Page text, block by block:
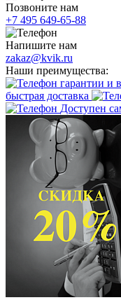
Позвоните нам
+7 495 649-65-88
Напишите нам
zakaz@kvik.ru
Наши преимущества:
гарантии и
быстрая доставка
Доступен